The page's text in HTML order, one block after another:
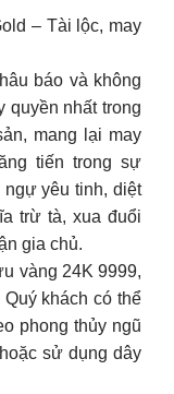
– Tài lộc, may
báo và không
quyền nhất trong
mang lại may
tiến trong sự
yêu tinh, diệt
trừ tà, xua đuổi
gia chủ.
vàng 24K 9999,
khách có thể
phong thủy ngũ
sử dụng dây